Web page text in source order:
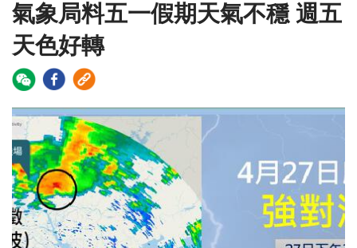
氣象局料五一假期天氣不穩 週五
天色好轉